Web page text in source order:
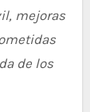
mejoras
de los